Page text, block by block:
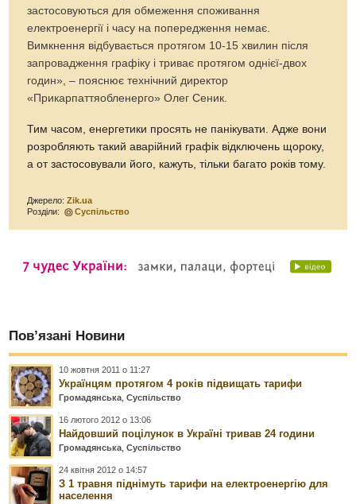
застосовуються для обмеження споживання
електроенергії і часу на попередження немає.
Вимкнення відбувається протягом 10-15 хвилин після
запровадження графіку і триває протягом однієї-двох
годин», – пояснює технічний директор
«Прикарпаттяобленерго» Олег Сеник.
Тим часом, енергетики просять не панікувати. Адже вони
розробляють такий аварійний графік відключень щороку,
а от застосовували його, кажуть, тільки багато років тому.
Джерело:Zik.ua
Розділи:
Суспільство
Пов’язані Новини
10 жовтня 2011 о 11:27
Українцям протягом 4 років підвищать тарифи
Громадянська,Суспільство
16 лютого 2012 о 13:06
Найдовший поцілунок в Україні тривав 24 години
Громадянська,Суспільство
24 квітня 2012 о 14:57
З 1 травня піднімуть тарифи на електроенергію для
населення